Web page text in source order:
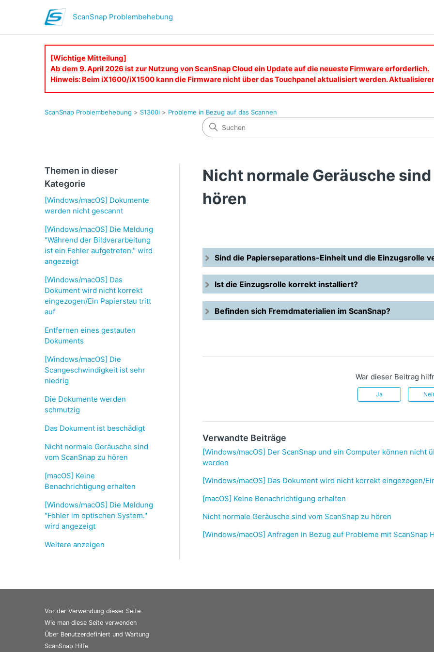
ScanSnap Problembehebung
[Wichtige Mitteilung]
Ab dem 9. April 2026 ist zur Nutzung von ScanSnap Cloud ein Update auf die neueste Firmware erforderlich.
Hinweis: Beim iX1600/iX1500 kann die Firmware nicht über das Touchpanel aktualisiert werden.
ScanSnap Problembehebung S1300i Probleme in Bezug auf das Scannen
Themen in dieser
Kategorie
[Windows/macOS] Dokumente
werden nicht gescannt
[Windows/macOS] Die Meldung
"Während der Bildverarbeitung
ist ein Fehler aufgetreten." wird
angezeigt
[Windows/macOS] Das
Dokument wird nicht korrekt
eingezogen/Ein Papierstau tritt
auf
Entfernen eines gestauten
Dokuments
[Windows/macOS] Die
Scangeschwindigkeit ist sehr
niedrig
Die Dokumente werden
schmutzig
Das Dokument ist beschädigt
Nicht normale Geräusche sind
vom ScanSnap zu hören
[macOS] Keine
Benachrichtigung erhalten
[Windows/macOS] Die Meldung
"Fehler im optischen System."
wird angezeigt
Weitere anzeigen
Nicht normale Geräusche
hören
Sind die Papierseparations-Einheit und die Einzugsrolle
Ist die Einzugsrolle korrekt installiert?
Befinden sich Fremdmaterialien im ScanSnap?
War dieser Beitrag
Ja
Verwandte Beiträge
[Windows/macOS] Der ScanSnap und ein Computer können nicht
werden
[Windows/macOS] Das Dokument wird nicht korrekt eingezogen/
[macOS] Keine Benachrichtigung erhalten
Nicht normale Geräusche sind vom ScanSnap zu hören
[Windows/macOS] Anfragen in Bezug auf Probleme mit ScanSnap
Vor der Verwendung dieser Seite
Wie man diese Seite verwenden
Über Benutzerdefiniert und Wartung
ScanSnap Hilfe